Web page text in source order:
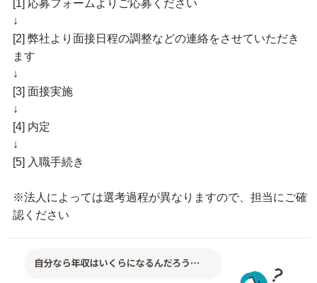
[1] 応募フォームよりご応募ください
↓
[2] 弊社より面接日程の調整などの連絡をさせていただき
ます
↓
[3] 面接実施
↓
[4] 内定
↓
[5] 入職手続き
※法人によっては選考過程が異なりますので、担当にご確
認ください